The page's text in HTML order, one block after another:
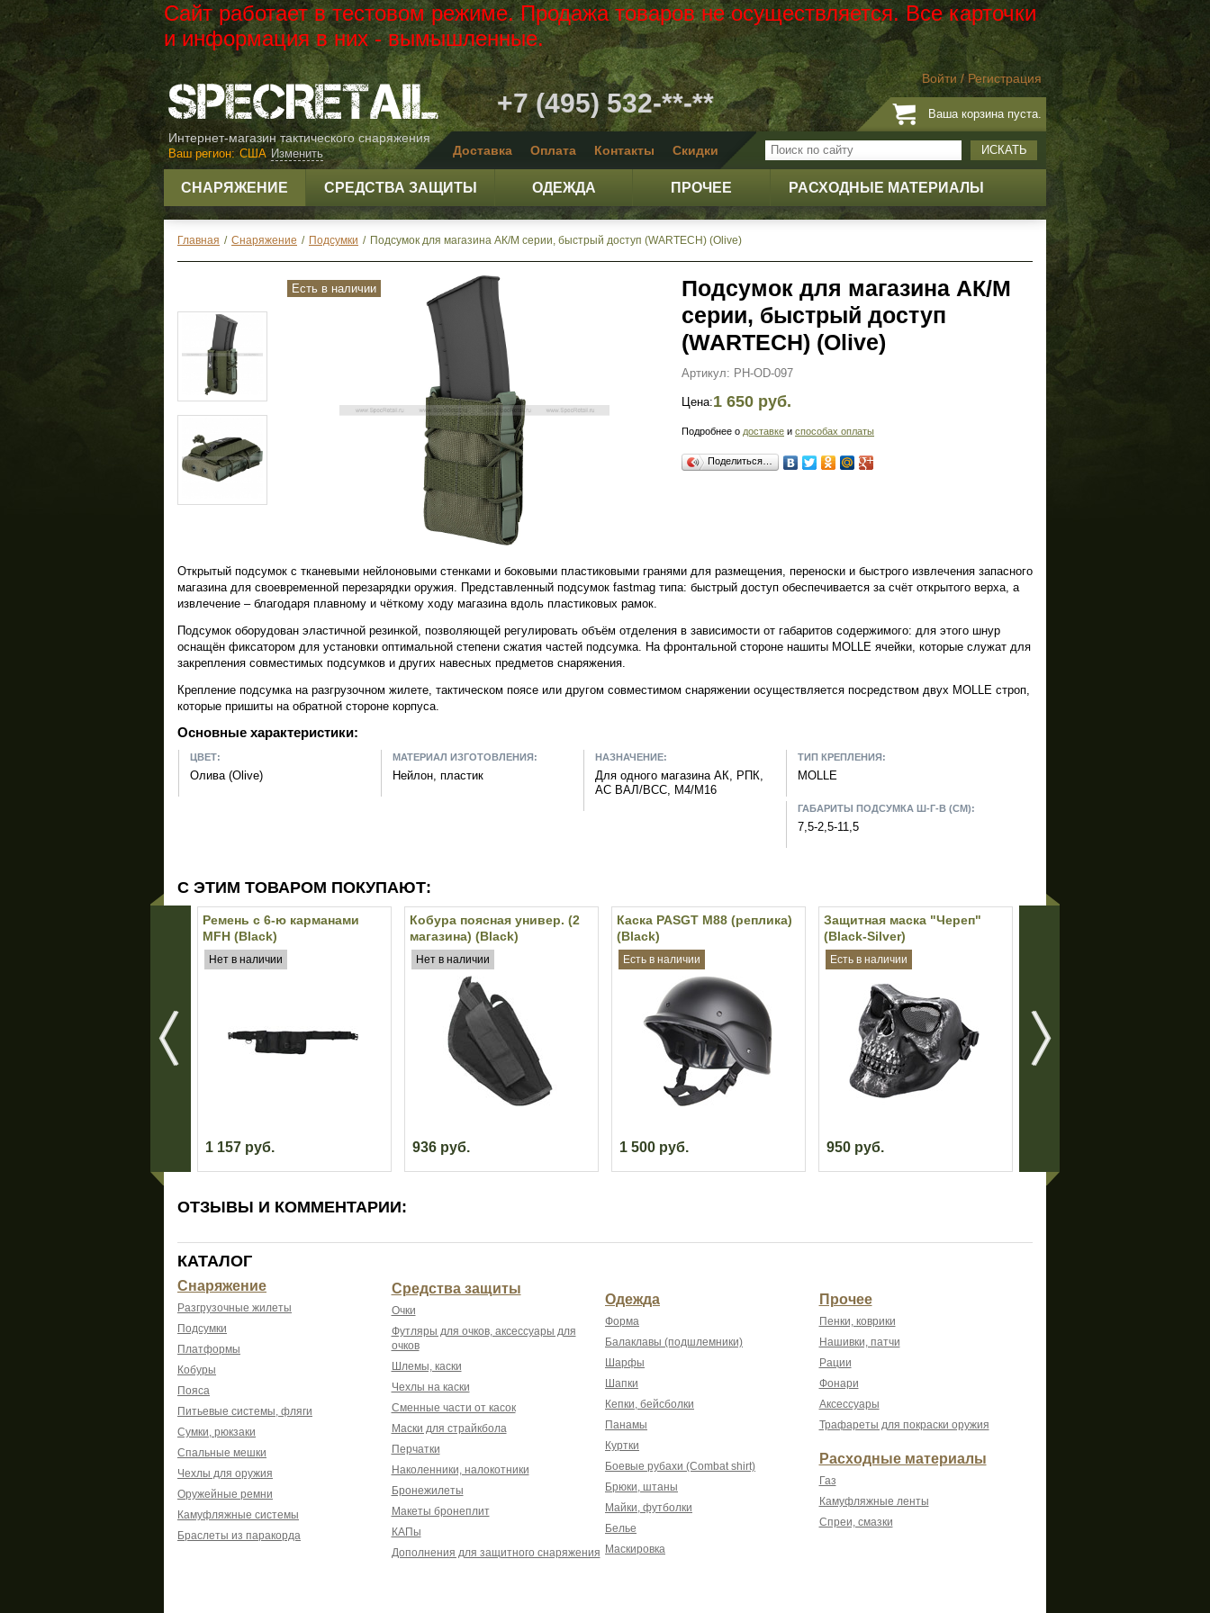
Сайт работает в тестовом режиме. Продажа товаров не осуществляется. Все карточки
и информация в них - вымышленные.
Войти / Регистрация
Ваша корзина пуста.
Интернет-магазин тактического снаряжения
+7 (495) 532-**-**
ИСКАТЬ
Доставка Оплата Контакты Скидки
Изменить
Ваш регион: США
СНАРЯЖЕНИЕ СРЕДСТВА ЗАЩИТЫ ОДЕЖДА ПРОЧЕЕ РАСХОДНЫЕ МАТЕРИАЛЫ
Главная / Снаряжение / Подсумки / Подсумок для магазина АК/М серии, быстрый доступ (WARTECH) (Olive)
Есть в наличии
Подсумок для магазина АК/М
серии, быстрый доступ
(WARTECH) (Olive)
Артикул: PH-OD-097
Цена:1 650 руб.
Подробнее о доставке и способах оплаты
Поделиться…
Открытый подсумок с тканевыми нейлоновыми стенками и боковыми пластиковыми гранями для размещения, переноски и быстрого извлечения запасного
магазина для своевременной перезарядки оружия. Представленный подсумок fastmag типа: быстрый доступ обеспечивается за счёт открытого верха, а
извлечение – благодаря плавному и чёткому ходу магазина вдоль пластиковых рамок.
Подсумок оборудован эластичной резинкой, позволяющей регулировать объём отделения в зависимости от габаритов содержимого: для этого шнур
оснащён фиксатором для установки оптимальной степени сжатия частей подсумка. На фронтальной стороне нашиты MOLLE ячейки, которые служат для
закрепления совместимых подсумков и других навесных предметов снаряжения.
Крепление подсумка на разгрузочном жилете, тактическом поясе или другом совместимом снаряжении осуществляется посредством двух MOLLE строп,
которые пришиты на обратной стороне корпуса.
Основные характеристики:
ЦВЕТ:
Олива (Olive)
МАТЕРИАЛ ИЗГОТОВЛЕНИЯ:
Нейлон, пластик
НАЗНАЧЕНИЕ:
Для одного магазина АК, РПК,
АС ВАЛ/ВСС, M4/M16
ТИП КРЕПЛЕНИЯ:
MOLLE
ГАБАРИТЫ ПОДСУМКА Ш-Г-В (СМ):
7,5-2,5-11,5
С ЭТИМ ТОВАРОМ ПОКУПАЮТ:
Ремень с 6-ю карманами
MFH (Black)
Нет в наличии
1 157 руб.
Кобура поясная универ. (2
магазина) (Black)
Нет в наличии
936 руб.
Каска PASGT М88 (реплика)
(Black)
Есть в наличии
1 500 руб.
Защитная маска "Череп"
(Black-Silver)
Есть в наличии
950 руб.
ОТЗЫВЫ И КОММЕНТАРИИ:
КАТАЛОГ
Снаряжение
Разгрузочные жилеты
Подсумки
Платформы
Кобуры
Пояса
Питьевые системы, фляги
Сумки, рюкзаки
Спальные мешки
Чехлы для оружия
Оружейные ремни
Камуфляжные системы
Браслеты из паракорда
Средства защиты
Очки
Футляры для очков, аксессуары для
очков
Шлемы, каски
Чехлы на каски
Сменные части от касок
Маски для страйкбола
Перчатки
Наколенники, налокотники
Бронежилеты
Макеты бронеплит
КАПы
Дополнения для защитного снаряжения
Одежда
Форма
Балаклавы (подшлемники)
Шарфы
Шапки
Кепки, бейсболки
Панамы
Куртки
Боевые рубахи (Combat shirt)
Брюки, штаны
Майки, футболки
Белье
Маскировка
Прочее
Пенки, коврики
Нашивки, патчи
Рации
Фонари
Аксессуары
Трафареты для покраски оружия
Расходные материалы
Газ
Камуфляжные ленты
Спреи, смазки